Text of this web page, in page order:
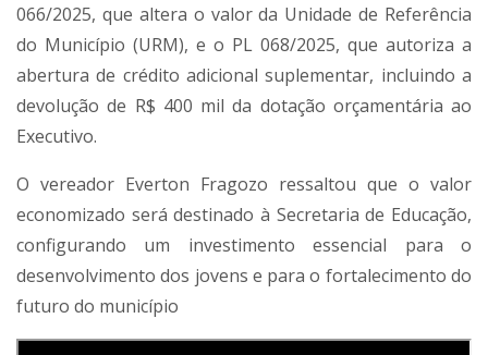
066/2025, que altera o valor da Unidade de Referência
do Município (URM), e o PL 068/2025, que autoriza a
abertura de crédito adicional suplementar, incluindo a
devolução de R$ 400 mil da dotação orçamentária ao
Executivo.
O vereador Everton Fragozo ressaltou que o valor
economizado será destinado à Secretaria de Educação,
configurando um investimento essencial para o
desenvolvimento dos jovens e para o fortalecimento do
futuro do município